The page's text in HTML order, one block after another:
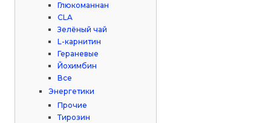
Глюкоманнан
CLA
Зелёный чай
L-карнитин
Гераневые
Йохимбин
Все
Энергетики
Прочие
Тирозин